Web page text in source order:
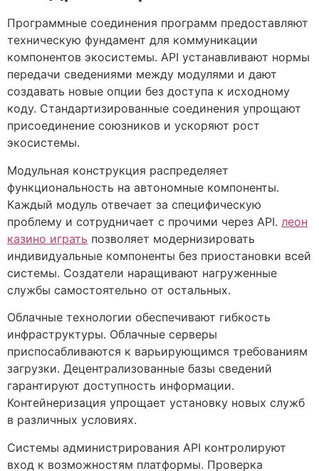
Программные соединения программ предоставляют
техническую фундамент для коммуникации
компонентов экосистемы. API устанавливают нормы
передачи сведениями между модулями и дают
создавать новые опции без доступа к исходному
коду. Стандартизированные соединения упрощают
присоединение союзников и ускоряют рост
экосистемы.
Модульная конструкция распределяет
функциональность на автономные компоненты.
Каждый модуль отвечает за специфическую
проблему и сотрудничает с прочими через API. леон
казино играть позволяет модернизировать
индивидуальные компоненты без приостановки всей
системы. Создатели наращивают нагруженные
службы самостоятельно от остальных.
Облачные технологии обеспечивают гибкость
инфраструктуры. Облачные серверы
приспосабливаются к варьирующимся требованиям
загрузки. Децентрализованные базы сведений
гарантируют доступность информации.
Контейнеризация упрощает установку новых служб
в различных условиях.
Системы администрирования API контролируют
вход к возможностям платформы. Проверка